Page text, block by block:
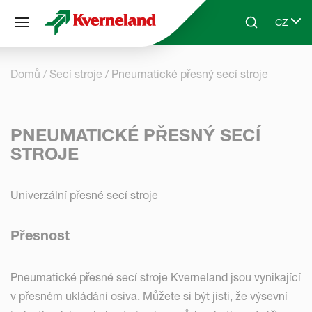
Skip to main contentSearchCZ
Select
Domů Secí stroje Pneumatické přesný secí stroje
PNEUMATICKÉ PŘESNÝ SECÍ
STROJE
Univerzální přesné secí stroje
Přesnost
Pneumatické přesné secí stroje Kverneland jsou vynikající
v přesném ukládání osiva. Můžete si být jisti, že výsevní
Panel pro správu cookies